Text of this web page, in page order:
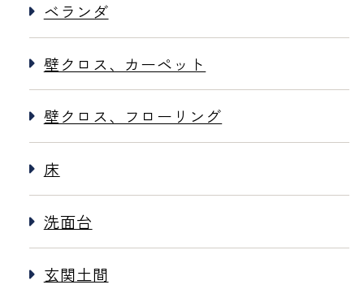
ベランダ
壁クロス、カーペット
壁クロス、フローリング
床
洗面台
玄関土間